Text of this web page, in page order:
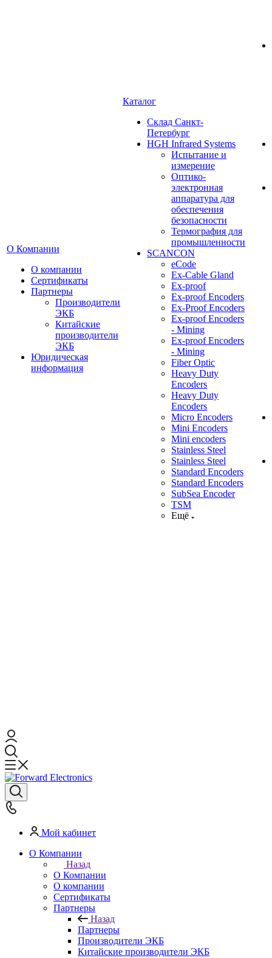
О Компании
О компании
Сертификаты
Партнеры
Производители
ЭКБ
Китайские
производители
ЭКБ
Юридическая
информация
Каталог
Cклад Санкт-
Петербург
HGH Infrared Systems
Испытание и
измерение
Оптико-
электронная
аппаратура для
обеспечения
безопасности
Термография для
промышленности
SCANCON
eCode
Ex-Cable Gland
Ex-proof
Ex-proof Encoders
Ex-Proof Encoders
Ex-proof Encoders
- Mining
Ex-proof Encoders
- Mining
Fiber Optic
Heavy Duty
Encoders
Heavy Duty
Encoders
Micro Encoders
Mini Encoders
Mini encoders
Stainless Steel
Stainless Steel
Standard Encoders
Standard Encoders
SubSea Encoder
TSM
Ещё
Мой кабинет
О Компании
Назад
О Компании
О компании
Сертификаты
Партнеры
Назад
Партнеры
Производители ЭКБ
Китайские производители ЭКБ